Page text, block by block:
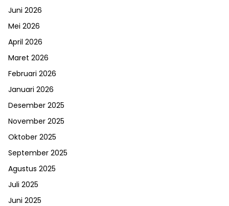
Juni 2026
Mei 2026
April 2026
Maret 2026
Februari 2026
Januari 2026
Desember 2025
November 2025
Oktober 2025
September 2025
Agustus 2025
Juli 2025
Juni 2025